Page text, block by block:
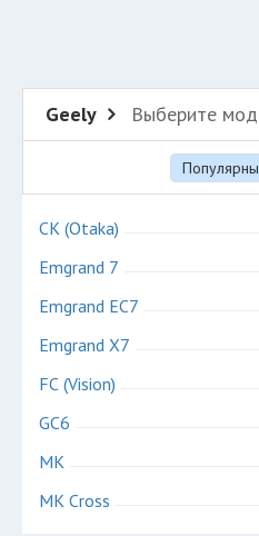
Geely Выберите
CK (Otaka)
Emgrand 7
Emgrand EC7
Emgrand X7
FC (Vision)
GC6
MK
MK Cross